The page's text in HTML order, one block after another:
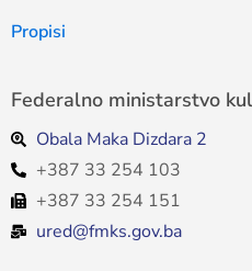
Propisi
Federalno ministarstvo
Obala Maka Dizdara 2
+387 33 254 103
+387 33 254 151
ured@fmks.gov.ba